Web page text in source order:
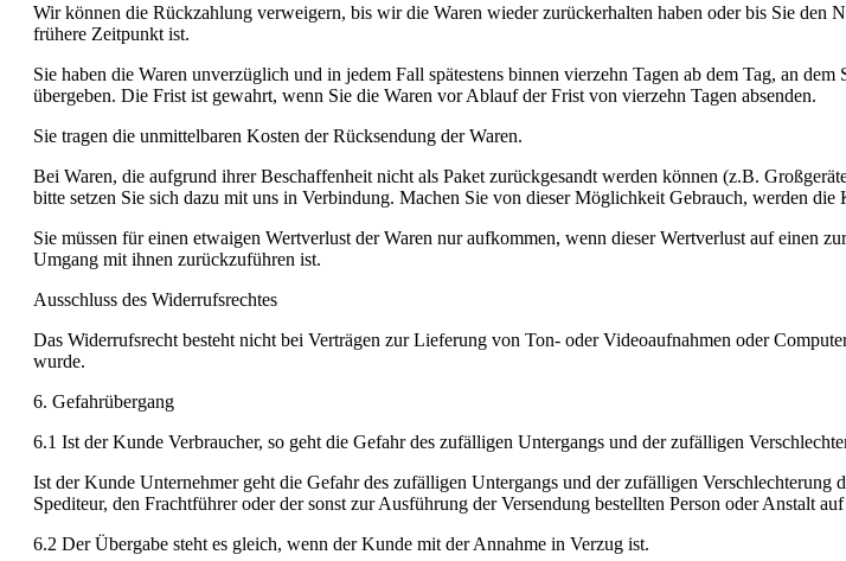
Wir können die Rückzahlung verweigern, bis wir die Waren wieder zurückerhalten haben oder bis Sie den
frühere Zeitpunkt ist.
Sie haben die Waren unverzüglich und in jedem Fall spätestens binnen vierzehn Tagen ab dem Tag, an
übergeben. Die Frist ist gewahrt, wenn Sie die Waren vor Ablauf der Frist von vierzehn Tagen absenden.
Sie tragen die unmittelbaren Kosten der Rücksendung der Waren.
Bei Waren, die aufgrund ihrer Beschaffenheit nicht als Paket zurückgesandt werden können (z.B.
bitte setzen Sie sich dazu mit uns in Verbindung. Machen Sie von dieser Möglichkeit Gebrauch, werden
Sie müssen für einen etwaigen Wertverlust der Waren nur aufkommen, wenn dieser Wertverlust auf einen
Umgang mit ihnen zurückzuführen ist.
Ausschluss des Widerrufsrechtes
Das Widerrufsrecht besteht nicht bei Verträgen zur Lieferung von Ton- oder Videoaufnahmen oder
wurde.
6. Gefahrübergang
6.1 Ist der Kunde Verbraucher, so geht die Gefahr des zufälligen Untergangs und der zufälligen
Ist der Kunde Unternehmer geht die Gefahr des zufälligen Untergangs und der zufälligen
Spediteur, den Frachtführer oder der sonst zur Ausführung der Versendung bestellten Person oder Anstalt
6.2 Der Übergabe steht es gleich, wenn der Kunde mit der Annahme in Verzug ist.